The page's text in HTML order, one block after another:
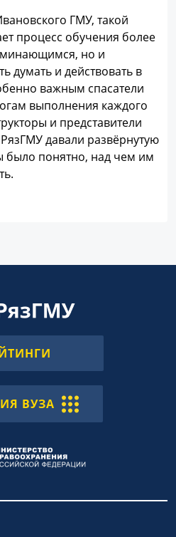
ГМУ, такой
процесс обучения более
но и
думать и действовать в
важным спасатели
выполнения каждого
и представители
давали развёрнутую
было понятно, над чем им
ВУЗА